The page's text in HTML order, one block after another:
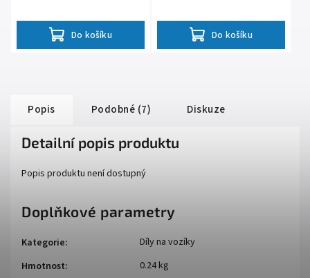
Do košíku Do košíku
Popis Podobné (7) Diskuze
Detailní popis produktu
Popis produktu není dostupný
Doplňkové parametry
Kategorie:
Díly na vozíky
Hmotnost: 0.24 kg